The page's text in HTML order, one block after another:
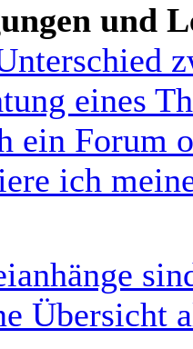
und
eines
ein Forum
ich
Übersicht